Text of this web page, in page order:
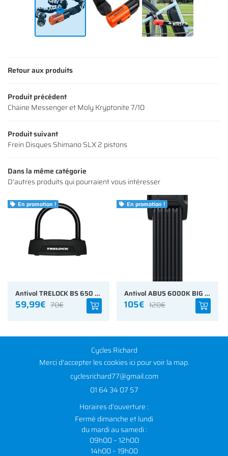
CONTACT
Rejoignez-
Retour aux produits
Produit précédent
Chaine Messenger et Moly Kryptonite 7/10
Produit suivant
Frein Disques Shimano SLX 2 pistons
Dans la même catégorie
D'autres produits qui pourraient vous intéresser
 En promotion !
Antivol TRELOCK BS 650 6/6 Sécurité
59,99€ 70€
 En promotion !
Antivol ABUS 6000K BIG BORDO
105€ 120€
Cycles Richard
Merci d'accepter les cookiesicipour voir la map.
01 64 34 07 57
Horaires d'ouverture :
Fermé dimanche et lundi
du mardi au samedi :
09h00 – 12h00
14h00 – 19h00